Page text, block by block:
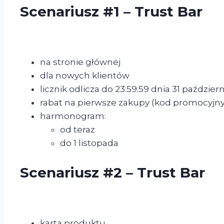
Scenariusz #1 – Trust Bar
na stronie głównej
dla nowych klientów
licznik odlicza do 23:59:59 dnia 31
rabat na pierwsze zakupy (kod
harmonogram:
od teraz
do 1 listopada
Scenariusz #2 – Trust Bar